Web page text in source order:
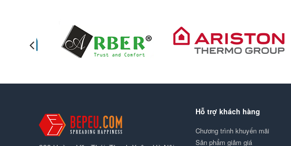
Hỗ trợ khách hàng
Chương trình khuyến mãi
Sản phẩm giảm giá